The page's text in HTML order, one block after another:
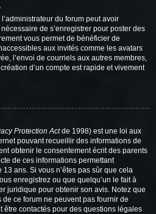
du forum peut avoir
de s’enregistrer pour poster des
vous permet de bénéficier de
aux invités comme les avatars
l’envoi de courriels aux autres membres,
d’un compte est rapide et vivement
Protection Actde 1998) est une loi aux
pouvant recueillir des informations de
obtenir le consentement écrit des parents
de ces informations permettant
ans. Si vous n’êtes pas sûr que cela
enregistrez ou que quelqu’un le fait à
juridique pour obtenir son avis. Notez que
ce forum ne peuvent pas fournir de
contactés pour des questions légales